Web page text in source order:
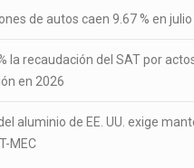
de autos caen 9.67 % en julio
la recaudación del SAT por
en 2026
aluminio de EE. UU. exige
MEC